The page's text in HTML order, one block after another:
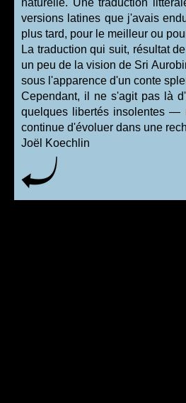
naturelle. Une traduction
versions latines que j'avais
plus tard, pour le meilleur ou
La traduction qui suit, résultat
un peu de la vision de Sri
sous l'apparence d'un conte
Cependant, il ne s'agit pas là
quelques libertés insolentes —
continue d'évoluer dans une
Joël Koechlin